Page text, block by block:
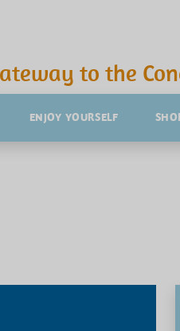
to the
ENJOY YOURSELF